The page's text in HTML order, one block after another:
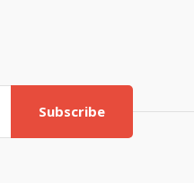
Subscribe